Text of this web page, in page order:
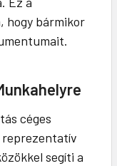
hogy bármikor
céges
reprezentatív
segíti a